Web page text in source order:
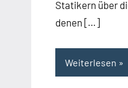
Statikern über
denen […]
Weiterlesen